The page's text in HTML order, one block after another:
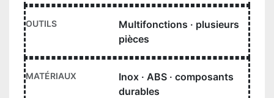
OUTILS
Multifonctions · plusieurs
pièces
MATÉRIAUX
Inox · ABS · composants
durables